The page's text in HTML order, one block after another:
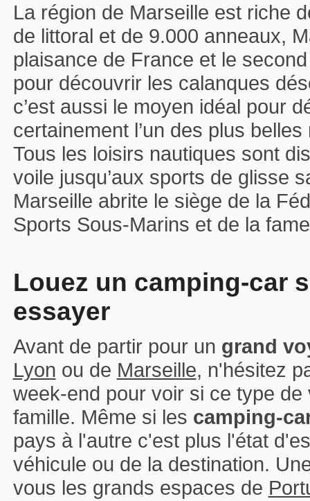
La région de Marseille est riche
de littoral et de 9.000 anneaux,
plaisance de France et le
pour découvrir les calanques
c’est aussi le moyen idéal pour
certainement l’un des plus
Tous les loisirs nautiques sont
voile jusqu’aux sports de glisse
Marseille abrite le siège de la
Sports Sous-Marins et de la
Louez un camping-car
essayer
Avant de partir pour un grand
Lyon ou de Marseille, n'hésitez
week-end pour voir si ce type
famille. Même si les camping-
pays à l'autre c'est plus l'état
véhicule ou de la destination.
vous les grands espaces de